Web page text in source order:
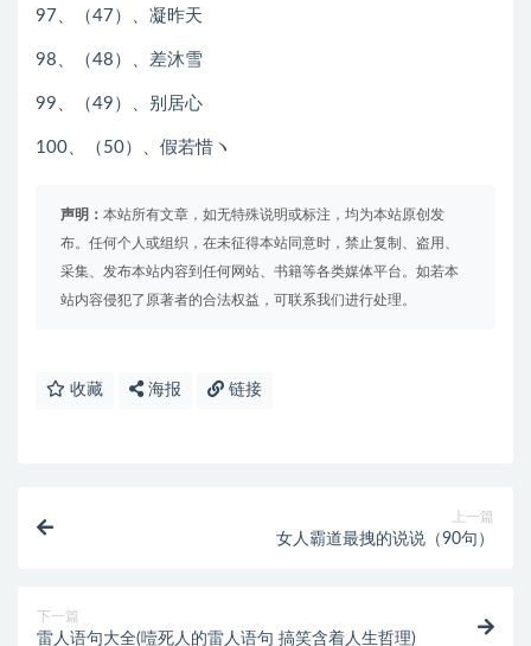
97、（47）、凝昨天
98、（48）、差沐雪
99、（49）、别居心
100、（50）、假若惜ヽ
声明： 本站所有文章，如无特殊说明或标注，均为本站原创发
布。任何个人或组织，在未征得本站同意时，禁止复制、盗用、
采集、发布本站内容到任何网站、书籍等各类媒体平台。如若本
站内容侵犯了原著者的合法权益，可联系我们进行处理。
收藏 海报 链接
上一篇
女人霸道最拽的说说（90句）
下一篇
雷人语句大全(噎死人的雷人语句 搞笑含着人生哲理)